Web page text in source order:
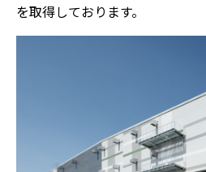
を取得しております。